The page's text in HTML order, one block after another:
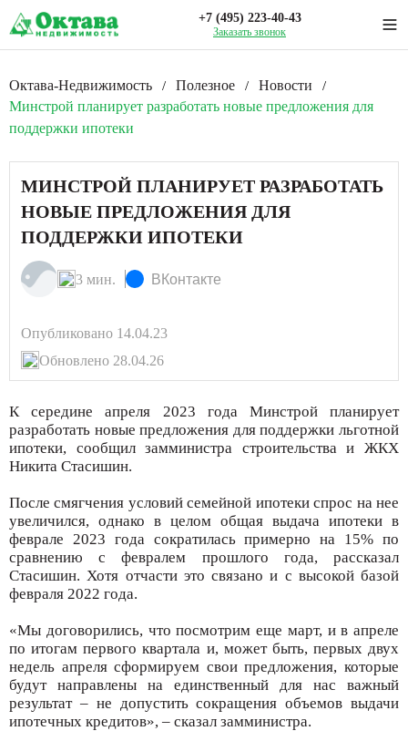
+7 (495) 223-40-43
Заказать звонок
Октава-Недвижимость / Полезное / Новости /
Минстрой планирует разработать новые предложения для
поддержки ипотеки
МИНСТРОЙ ПЛАНИРУЕТ РАЗРАБОТАТЬ
НОВЫЕ ПРЕДЛОЖЕНИЯ ДЛЯ
ПОДДЕРЖКИ ИПОТЕКИ
3 мин. ВКонтакте
Опубликовано 14.04.23
Обновлено 28.04.26
К середине апреля 2023 года Минстрой планирует
разработать новые предложения для поддержки льготной
ипотеки, сообщил замминистра строительства и ЖКХ
Никита Стасишин.
После смягчения условий семейной ипотеки спрос на нее
увеличился, однако в целом общая выдача ипотеки в
феврале 2023 года сократилась примерно на 15% по
сравнению с февралем прошлого года, рассказал
Стасишин. Хотя отчасти это связано и с высокой базой
февраля 2022 года.
«Мы договорились, что посмотрим еще март, и в апреле
по итогам первого квартала и, может быть, первых двух
недель апреля сформируем свои предложения, которые
будут направлены на единственный для нас важный
результат – не допустить сокращения объемов выдачи
ипотечных кредитов», – сказал замминистра.